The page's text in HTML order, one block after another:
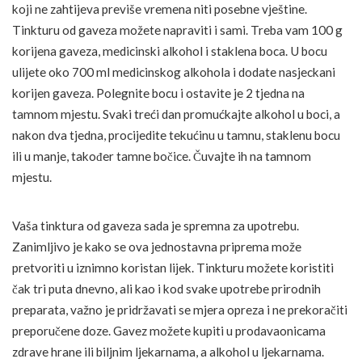
koji ne zahtijeva previše vremena niti posebne vještine.
Tinkturu od gaveza možete napraviti i sami. Treba vam 100 g
korijena gaveza, medicinski alkohol i staklena boca. U bocu
ulijete oko 700 ml medicinskog alkohola i dodate nasjeckani
korijen gaveza. Polegnite bocu i ostavite je 2 tjedna na
tamnom mjestu. Svaki treći dan promućkajte alkohol u boci, a
nakon dva tjedna, procijedite tekućinu u tamnu, staklenu bocu
ili u manje, također tamne bočice. Čuvajte ih na tamnom
mjestu.
Vaša tinktura od gaveza sada je spremna za upotrebu.
Zanimljivo je kako se ova jednostavna priprema može
pretvoriti u iznimno koristan lijek. Tinkturu možete koristiti
čak tri puta dnevno, ali kao i kod svake upotrebe prirodnih
preparata, važno je pridržavati se mjera opreza i ne prekoračiti
preporučene doze. Gavez možete kupiti u prodavaonicama
zdrave hrane ili biljnim ljekarnama, a alkohol u ljekarnama.